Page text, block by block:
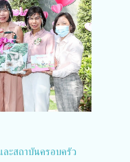
ละสถาบันครอบครัว